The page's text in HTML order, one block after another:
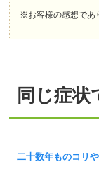
※お客様の感想であ
同じ症
二十数年ものコリ